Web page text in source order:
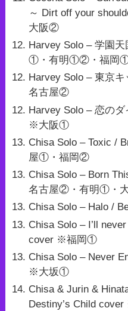
～ Dirt off your
大阪②
Harvey Solo – 学園
①・有明①②・福岡
Harvey Solo – 東京
名古屋②
Harvey Solo – 恋の
※大阪①
Chisa Solo – Toxic /
屋①・福岡②
Chisa Solo – Born
名古屋②・有明①・
Chisa Solo – Halo /
Chisa Solo – I’ll
cover ※福岡①
Chisa Solo – Never
※大坂①
Chisa & Jurin &
Destiny’s Child